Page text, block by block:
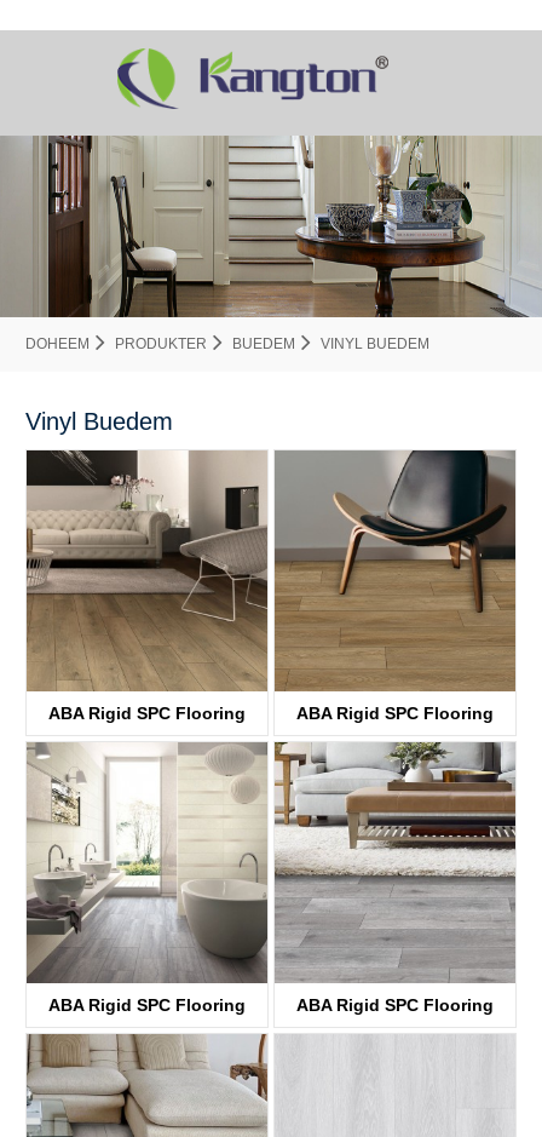
DOHEEM PRODUKTER BUEDEM VINYL BUEDEM
Vinyl Buedem
ABA Rigid SPC Flooring
KTV8033 Fotoen
ABA Rigid SPC Flooring
KTV8034 Fotoen
ABA Rigid SPC Flooring
KTV8035 Fotoen
ABA Rigid SPC Flooring